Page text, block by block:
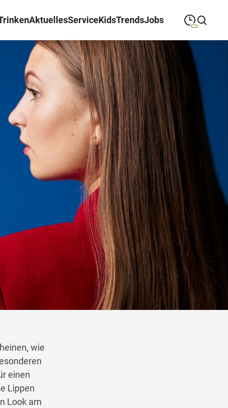
AktuellesServiceKidsTrendsJobs
Suche schließenMontag
MONTAG 09:00 19:00
Dienstag
DIENSTAG 09:00 — 19:00
Mittwoch
MITTWOCH 09:00 19:00
Donnerstag
DONNERSTAG 09:00
Freitag
FREITAG 09:00
Samstag
SAMSTAG 09:00
Sonderöffnungszeiten
Wegbeschreibung
wie
einen
Lippen
Look am